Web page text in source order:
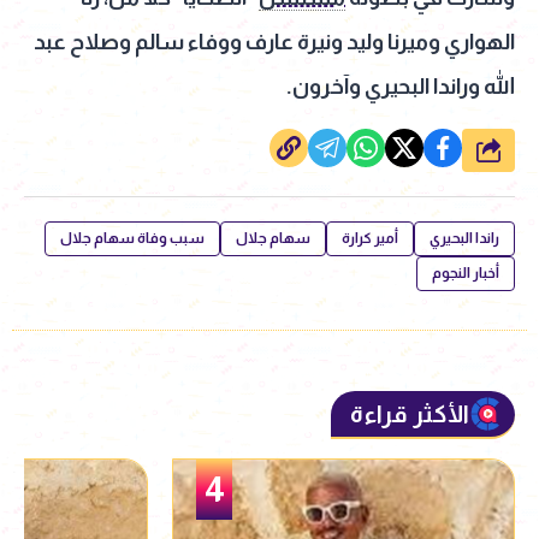
الهواري وميرنا وليد ونيرة عارف ووفاء سالم وصلاح عبد
الله وراندا البحيري وآخرون.
شارك
راندا البحيري أمير كرارة سهام جلال سبب وفاة سهام جلال
أخبار النجوم
الأكثر قراءة
5